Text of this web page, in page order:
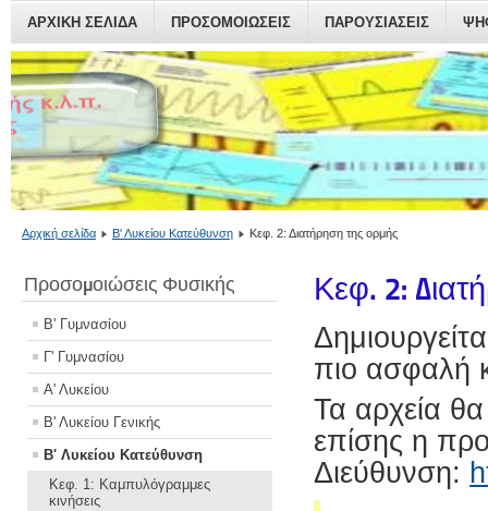
ΑΡΧΙΚΗ ΣΕΛΙΔΑ ΠΡΟΣΟΜΟΙΏΣΕΙΣ ΠΑΡΟΥΣΙΆΣΕΙΣ
Αρχική σελίδα Β' Λυκείου Κατεύθυνση Κεφ. 2: Διατήρηση της ορμής
Προσομοιώσεις Φυσικής
Β' Γυμνασίου
Γ' Γυμνασίου
Α' Λυκείου
Β' Λυκείου Γενικής
Β' Λυκείου Κατεύθυνση
Κεφ. 1: Καμπυλόγραμμες
κινήσεις
Κεφ. 2:
πιο ασφαλή
Τα αρχεία
επίσης η
Διεύθυνση: